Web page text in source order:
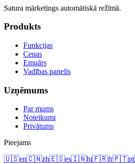
Satura mārketings automātiskā režīmā.
Produkts
Funkcijas
Cenas
Emuārs
Vadības panelis
Uzņēmums
Par mums
Noteikumi
Privātums
Pieejams
🇺🇸en🇨🇳zh🇪🇸es🇮🇳hi🇫🇷fr🇵🇹pt